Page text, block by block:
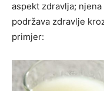
aspekt zdravlja;
podržava zdravlje
primjer: